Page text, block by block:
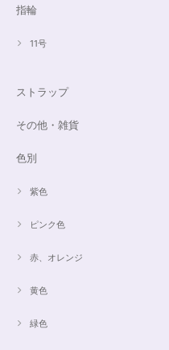
指輪
11号
ストラップ
その他・雑貨
色別
紫色
ピンク色
赤、オレンジ
黄色
緑色